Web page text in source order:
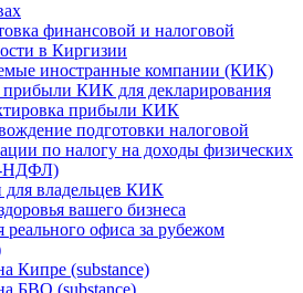
финансовой и налоговой
в Киргизии
иностранные компании (КИК)
прибыли КИК для декларирования
прибыли КИК
подготовки налоговой
по налогу на доходы физических
НДФЛ)
для владельцев КИК
вашего бизнеса
реального офиса за рубежом
Кипре (substance)
БВО (substance)